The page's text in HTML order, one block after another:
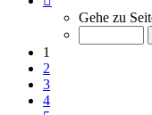
von
Gehe zu
1
2
3
4